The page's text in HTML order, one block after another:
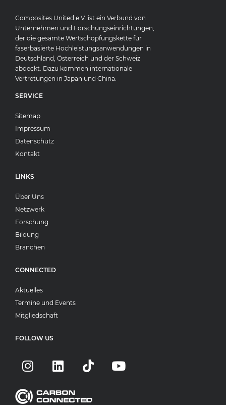
Composites United e.V. ist ein Verbund von
Unternehmen und Forschungseinrichtungen,
der die gesamte Wertschöpfungskette für
faserbasierte Hochleistungsanwendungen in
Deutschland, Österreich und der Schweiz
abdeckt. Dazu kommen internationale
Vertretungen in Japan und China.
SERVICE
Sitemap
Impressum
Datenschutz
Kontakt
LINKS
Über Uns
Netzwerk
Forschung
Bildung
Branchen
CONNECTED
Aktuelles
Termine und Events
Mitgliedschaft
FOLLOW US